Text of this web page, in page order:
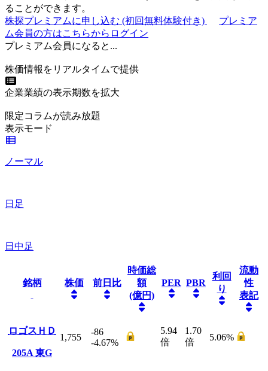
ることができます。
株探プレミアムに申し込む (初回無料体験付き)
プレミア
ム会員の方はこちらからログイン
プレミアム会員になると...
株価情報をリアルタイムで提供
企業業績の表示期数を拡大
限定コラムが読み放題
表示モード
ノーマル
日足
日中足
銘柄 株価 前日比
時価総
額
(億円)
PER PBR
利回
り
流動
性
表記
ロゴスＨＤ
205A 東G
1,755
-86
-4.67%
5.94
倍
1.70
倍
5.06%